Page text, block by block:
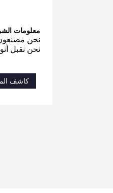
معلومات
نحن
نحن نقبل
كاشف